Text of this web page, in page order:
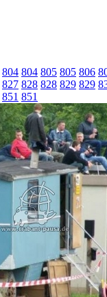
804 804 805 805 806
827 828 828 829 829
851 851